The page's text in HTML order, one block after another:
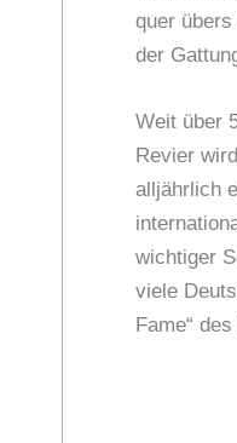
quer
der
Weit über
Revier
alljährlich
wichtiger
viele
Fame“